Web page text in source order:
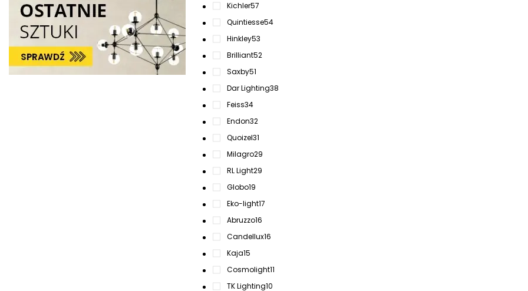
Kichler57
Quintiesse54
Hinkley53
Brilliant52
Saxby51
Dar Lighting38
Feiss34
Endon32
Quoizel31
Milagro29
RL Light29
Globo19
Eko-light17
Abruzzo16
Candellux16
Kaja15
Cosmolight11
TK Lighting10